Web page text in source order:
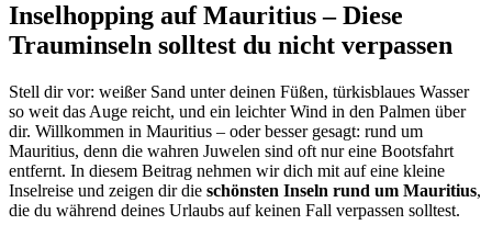
Inselhopping auf Mauritius – Diese
Trauminseln solltest du nicht verpassen
Stell dir vor: weißer Sand unter deinen Füßen, türkisblaues Wasser
so weit das Auge reicht, und ein leichter Wind in den Palmen über
dir. Willkommen in Mauritius – oder besser gesagt: rund um
Mauritius, denn die wahren Juwelen sind oft nur eine Bootsfahrt
entfernt. In diesem Beitrag nehmen wir dich mit auf eine kleine
Inselreise und zeigen dir die schönsten Inseln rund um Mauritius,
die du während deines Urlaubs auf keinen Fall verpassen solltest.